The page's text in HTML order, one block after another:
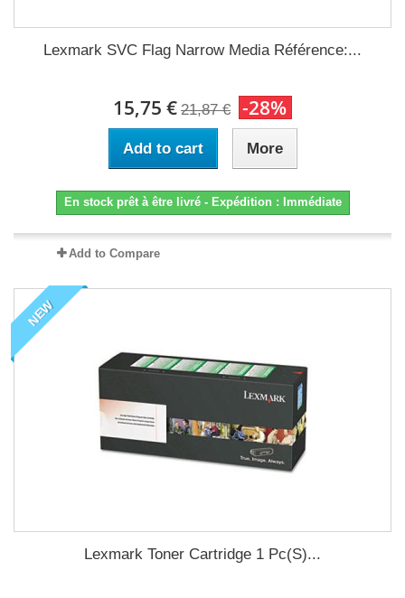
Lexmark SVC Flag Narrow Media Référence:...
15,75 € 21,87 € -28%
Add to cart More
En stock prêt à être livré - Expédition : Immédiate
Add to Compare
NEW
Lexmark Toner Cartridge 1 Pc(S)...